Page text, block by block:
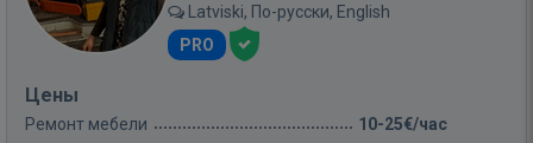
Latviski, По-русски, English
PRO
Цены
Ремонт мебели 10-25€/час